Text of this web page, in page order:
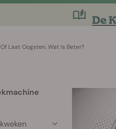
De
Laat Oogsten, Wat Is Beter?